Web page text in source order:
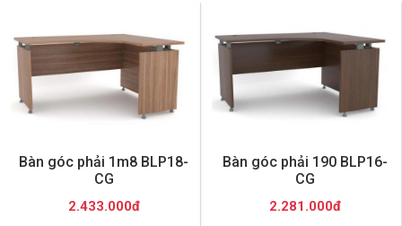
Bàn góc phải 1m8 BLP18-
CG
2.433.000đ
Bàn góc phải 190 BLP16-
CG
2.281.000đ